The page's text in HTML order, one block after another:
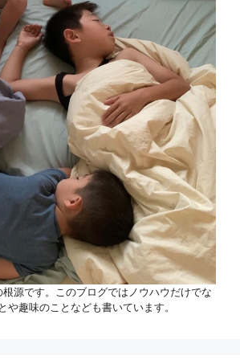
源です。このブログではノウハウだけでな
や趣味のことなども書いています。